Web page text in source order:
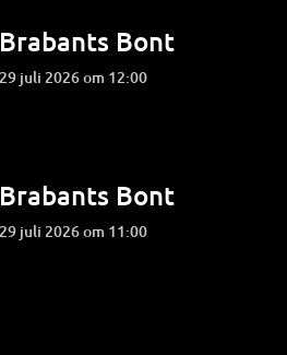
Brabants Bont
29 juli 2026 om 12:00
Brabants Bont
29 juli 2026 om 11:00